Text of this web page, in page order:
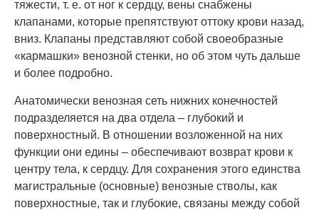
тяжести, т. е. от ног к сердцу, вены снабжены
клапанами, которые препятствуют оттоку крови назад,
вниз. Клапаны представляют собой своеобразные
«кармашки» венозной стенки, но об этом чуть дальше
и более подробно.
Анатомически венозная сеть нижних конечностей
подразделяется на два отдела – глубокий и
поверхностный. В отношении возложенной на них
функции они едины – обеспечивают возврат крови к
центру тела, к сердцу. Для сохранения этого единства
магистральные (основные) венозные стволы, как
поверхностные, так и глубокие, связаны между собой